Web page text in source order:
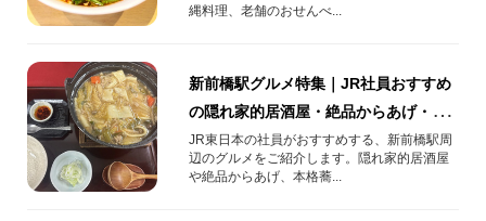
縄料理、老舗のおせんべ...
新前橋駅グルメ特集｜JR社員おすすめ
の隠れ家的居酒屋・絶品からあげ・本
格蕎麦屋を紹介!
JR東日本の社員がおすすめする、新前橋駅周
辺のグルメをご紹介します。隠れ家的居酒屋
や絶品からあげ、本格蕎...